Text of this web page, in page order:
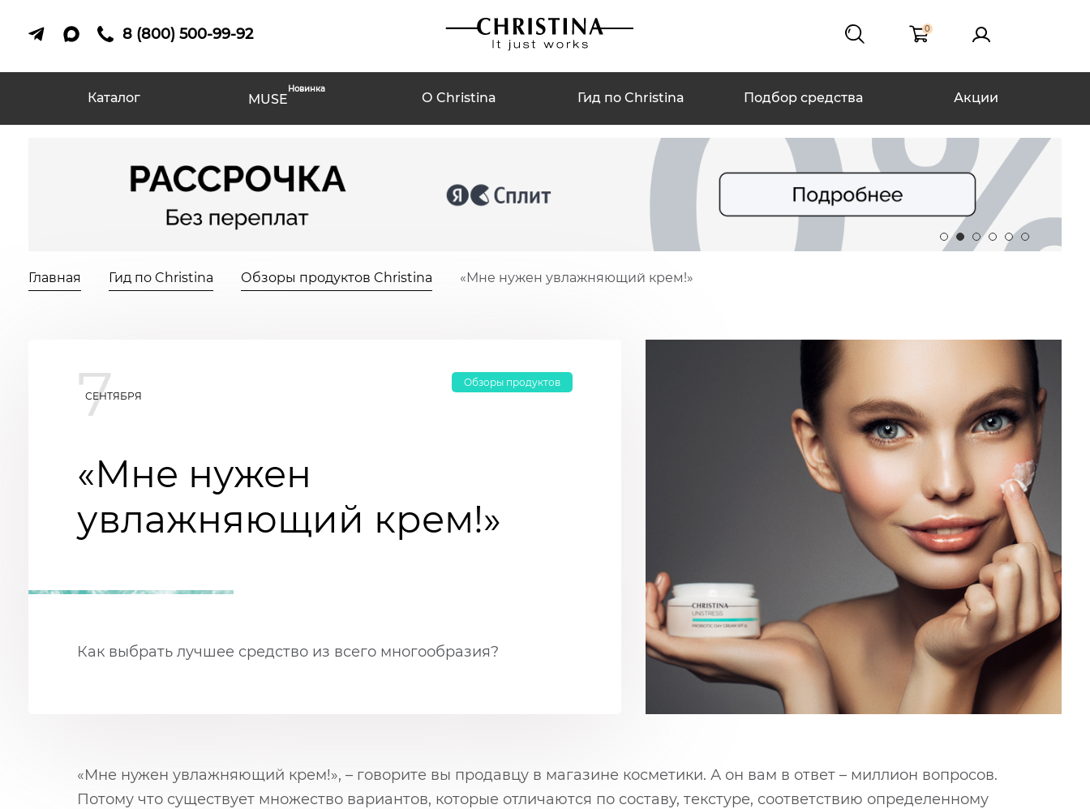
8 (800) 500-99-92 0
Каталог MUSE
Новинка
О Christina Гид по Christina Подбор средства Акции
Главная Гид по Christina Обзоры продуктов Christina «Мне нужен увлажняющий крем!»
7
СЕНТЯБРЯ
Обзоры продуктов
«Мне нужен
увлажняющий крем!»
Как выбрать лучшее средство из всего многообразия?
«Мне нужен увлажняющий крем!», – говорите вы продавцу в магазине косметики. А он вам в ответ – миллион вопросов.
Потому что существует множество вариантов, которые отличаются по составу, текстуре, соответствию определенному